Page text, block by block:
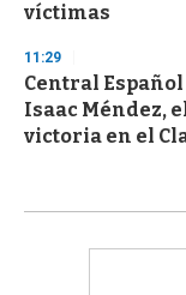
víctimas
11:29
Central
Isaac Méndez,
victoria en el